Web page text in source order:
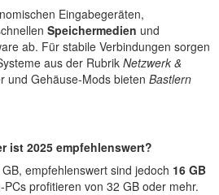
Eingabegeräten,
Speichermedien und
ab. Für stabile Verbindungen sorgen
aus der Rubrik Netzwerk &
und Gehäuse-Mods bieten Bastlern
ist 2025 empfehlenswert?
empfehlenswert sind jedoch 16 GB
profitieren von 32 GB oder mehr.